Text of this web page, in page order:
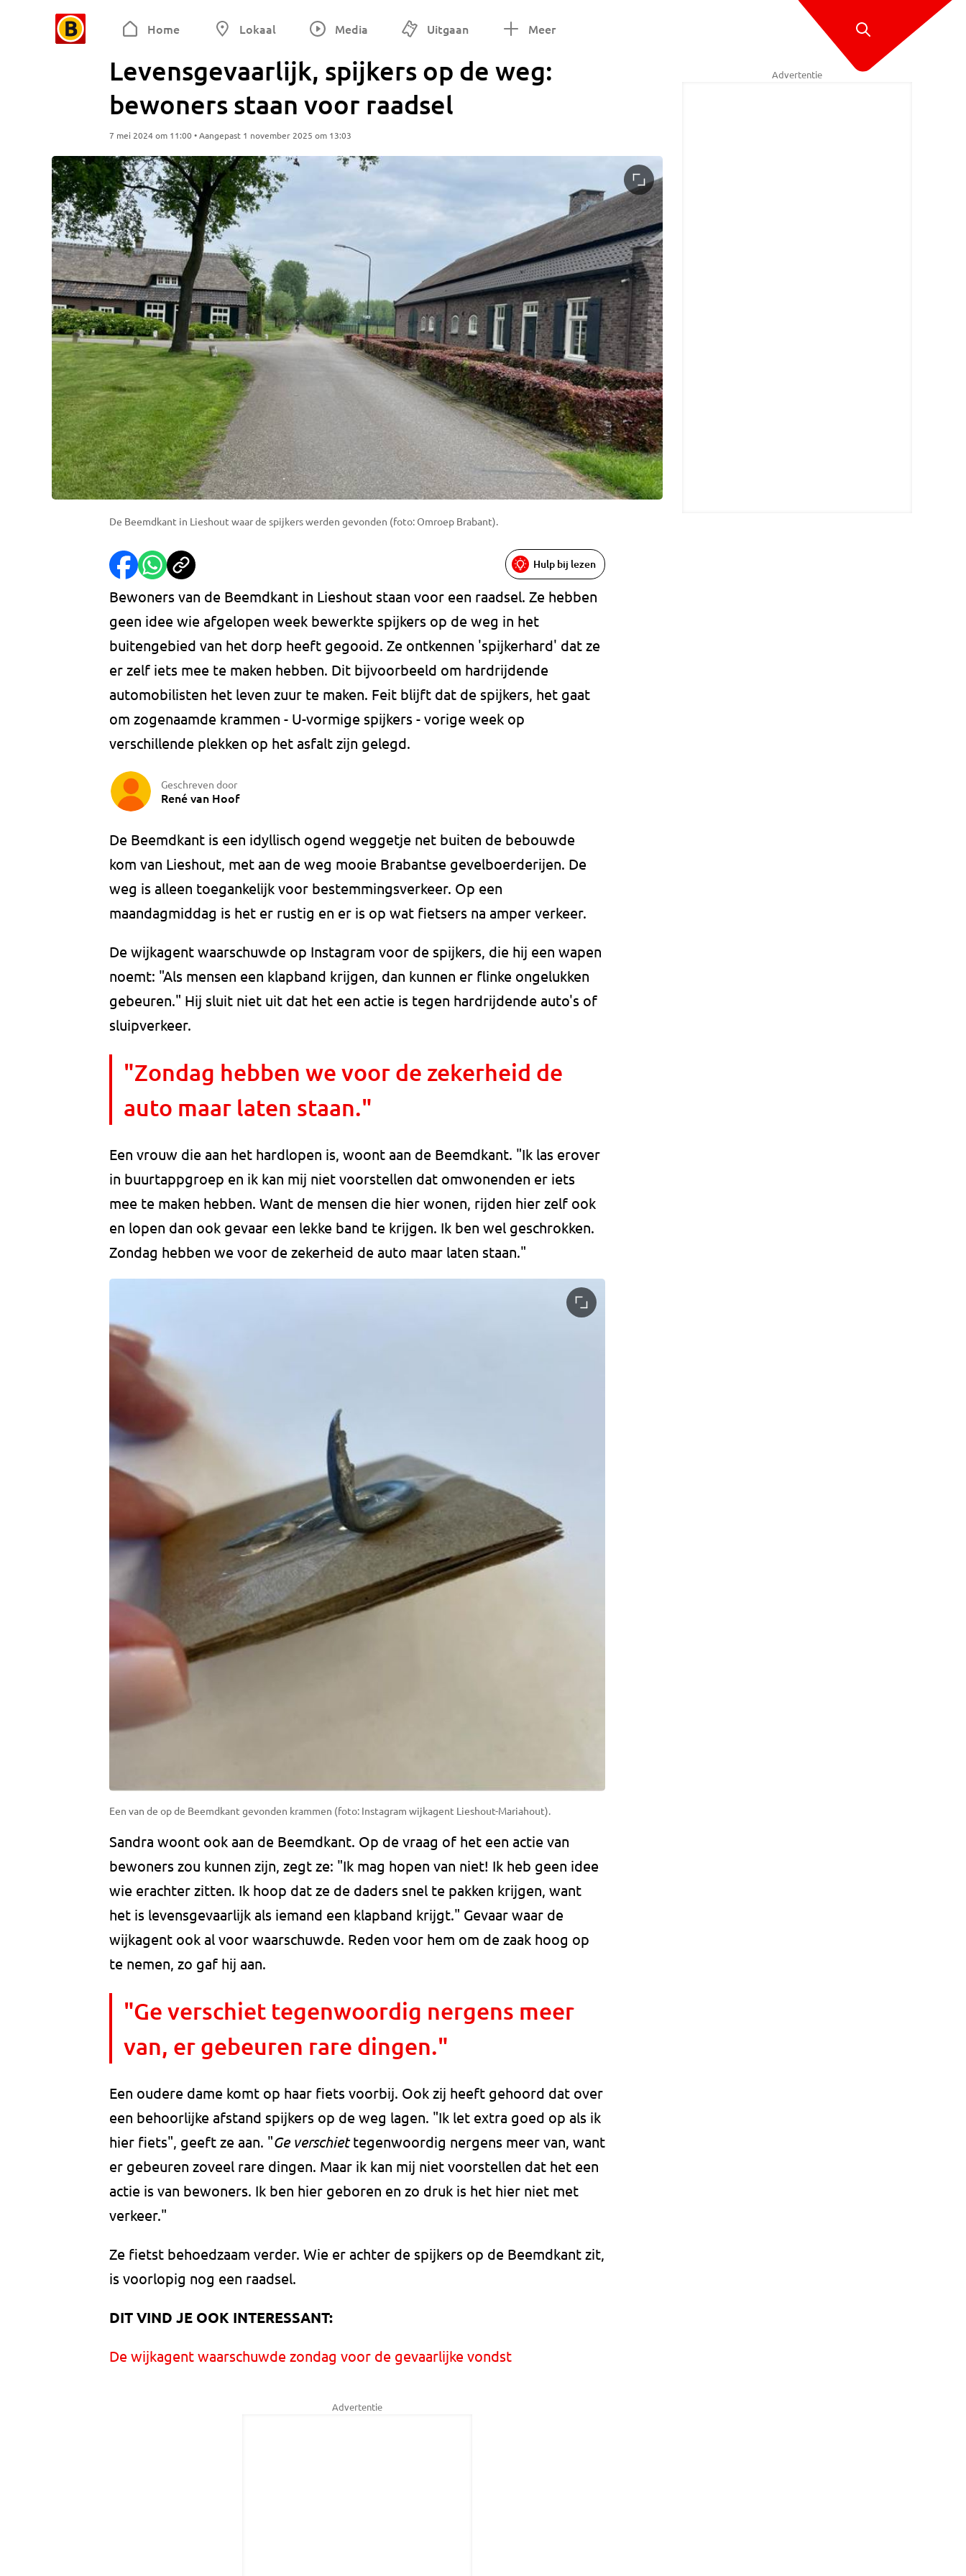
Home Lokaal Media Uitgaan Meer
Levensgevaarlijk, spijkers op de weg:
bewoners staan voor raadsel
7 mei 2024 om 11:00 • Aangepast 1 november 2025 om 13:03
De Beemdkant in Lieshout waar de spijkers werden gevonden (foto: Omroep Brabant).
Hulp bij lezen
Bewoners van de Beemdkant in Lieshout staan voor een raadsel. Ze hebben
geen idee wie afgelopen week bewerkte spijkers op de weg in het
buitengebied van het dorp heeft gegooid. Ze ontkennen 'spijkerhard' dat ze
er zelf iets mee te maken hebben. Dit bijvoorbeeld om hardrijdende
automobilisten het leven zuur te maken. Feit blijft dat de spijkers, het gaat
om zogenaamde krammen - U-vormige spijkers - vorige week op
verschillende plekken op het asfalt zijn gelegd.
Geschreven door
René van Hoof
De Beemdkant is een idyllisch ogend weggetje net buiten de bebouwde
kom van Lieshout, met aan de weg mooie Brabantse gevelboerderijen. De
weg is alleen toegankelijk voor bestemmingsverkeer. Op een
maandagmiddag is het er rustig en er is op wat fietsers na amper verkeer.
De wijkagent waarschuwde op Instagram voor de spijkers, die hij een wapen
noemt: "Als mensen een klapband krijgen, dan kunnen er flinke ongelukken
gebeuren." Hij sluit niet uit dat het een actie is tegen hardrijdende auto's of
sluipverkeer.
"Zondag hebben we voor de zekerheid de
auto maar laten staan."
Een vrouw die aan het hardlopen is, woont aan de Beemdkant. "Ik las erover
in buurtappgroep en ik kan mij niet voorstellen dat omwonenden er iets
mee te maken hebben. Want de mensen die hier wonen, rijden hier zelf ook
en lopen dan ook gevaar een lekke band te krijgen. Ik ben wel geschrokken.
Zondag hebben we voor de zekerheid de auto maar laten staan."
Een van de op de Beemdkant gevonden krammen (foto: Instagram wijkagent Lieshout-Mariahout).
Sandra woont ook aan de Beemdkant. Op de vraag of het een actie van
bewoners zou kunnen zijn, zegt ze: "Ik mag hopen van niet! Ik heb geen idee
wie erachter zitten. Ik hoop dat ze de daders snel te pakken krijgen, want
het is levensgevaarlijk als iemand een klapband krijgt." Gevaar waar de
wijkagent ook al voor waarschuwde. Reden voor hem om de zaak hoog op
te nemen, zo gaf hij aan.
"Ge verschiet tegenwoordig nergens meer
van, er gebeuren rare dingen."
Een oudere dame komt op haar fiets voorbij. Ook zij heeft gehoord dat over
een behoorlijke afstand spijkers op de weg lagen. "Ik let extra goed op als ik
hier fiets", geeft ze aan. "Ge verschiettegenwoordig nergens meer van, want
er gebeuren zoveel rare dingen. Maar ik kan mij niet voorstellen dat het een
actie is van bewoners. Ik ben hier geboren en zo druk is het hier niet met
verkeer."
Ze fietst behoedzaam verder. Wie er achter de spijkers op de Beemdkant zit,
is voorlopig nog een raadsel.
DIT VIND JE OOK INTERESSANT:
De wijkagent waarschuwde zondag voor de gevaarlijke vondst
Advertentie
Advertentie